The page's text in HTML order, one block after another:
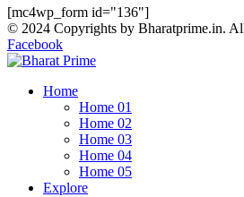
[mc4wp_form id="136"]
© 2024 Copyrights by Bharatprime.in.
Facebook
Home
Home 01
Home 02
Home 03
Home 04
Home 05
Explore